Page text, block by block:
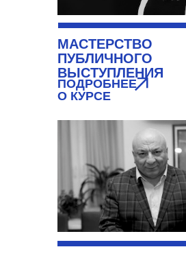
ПОДРОБНЕЕ
О КУРСЕ
МАСТЕРСТВО
ПУБЛИЧНОГО
ВЫСТУПЛЕНИЯ